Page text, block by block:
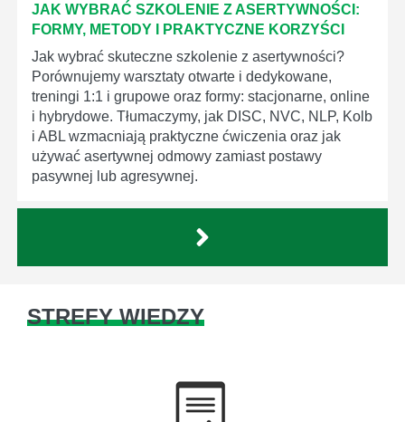
JAK WYBRAĆ SZKOLENIE Z ASERTYWNOŚCI:
FORMY, METODY I PRAKTYCZNE KORZYŚCI
Jak wybrać skuteczne szkolenie z asertywności?
Porównujemy warsztaty otwarte i dedykowane,
treningi 1:1 i grupowe oraz formy: stacjonarne, online
i hybrydowe. Tłumaczymy, jak DISC, NVC, NLP, Kolb
i ABL wzmacniają praktyczne ćwiczenia oraz jak
używać asertywnej odmowy zamiast postawy
pasywnej lub agresywnej.
STREFY WIEDZY